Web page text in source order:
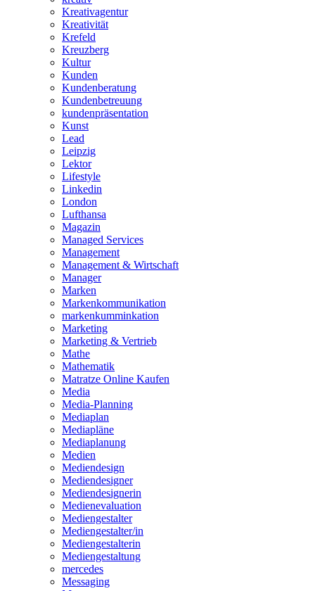
Kreativagentur
Kreativität
Krefeld
Kreuzberg
Kultur
Kunden
Kundenberatung
Kundenbetreuung
kundenpräsentation
Kunst
Lead
Leipzig
Lektor
Lifestyle
Linkedin
London
Lufthansa
Magazin
Managed Services
Management
Management & Wirtschaft
Manager
Marken
Markenkommunikation
markenkumminkation
Marketing
Marketing & Vertrieb
Mathe
Mathematik
Matratze Online Kaufen
Media
Media-Planning
Mediaplan
Mediapläne
Mediaplanung
Medien
Mediendesign
Mediendesigner
Mediendesignerin
Medienevaluation
Mediengestalter
Mediengestalter/in
Mediengestalterin
Mediengestaltung
mercedes
Messaging